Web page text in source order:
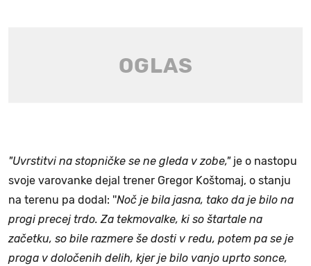
"Uvrstitvi na stopničke se ne gleda v zobe,"je o nastopu
svoje varovanke dejal trener Gregor Koštomaj, o stanju
na terenu pa dodal: ''Noč je bila jasna, tako da je bilo na
progi precej trdo. Za tekmovalke, ki so štartale na
začetku, so bile razmere še dosti v redu, potem pa se je
proga v določenih delih, kjer je bilo vanjo uprto sonce,